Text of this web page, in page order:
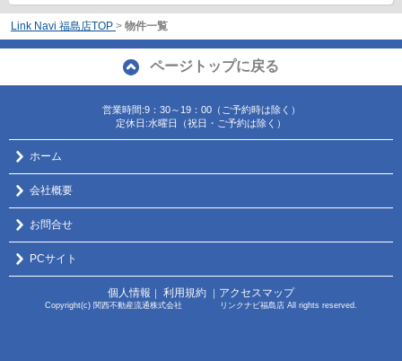
Link Navi 福島店TOP > 物件一覧
ページトップに戻る
営業時間:9：30～19：00（ご予約時は除く）
定休日:水曜日（祝日・ご予約は除く）
ホーム
会社概要
お問合せ
PCサイト
個人情報 ｜ 利用規約 ｜ アクセスマップ
Copyright(c) 関西不動産流通株式会社 リンクナビ福島店 All rights reserved.